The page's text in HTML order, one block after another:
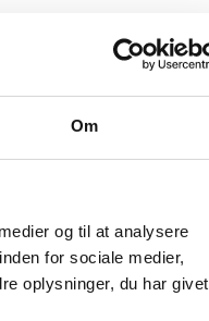
Om
og til at analysere
for sociale medier,
oplysninger, du har givet